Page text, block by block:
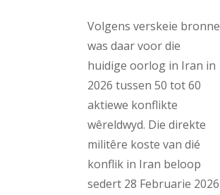
Volgens verskeie bronne
was daar voor die
huidige oorlog in Iran in
2026 tussen 50 tot 60
aktiewe konflikte
wêreldwyd. Die direkte
militêre koste van dié
konflik in Iran beloop
sedert 28 Februarie 2026